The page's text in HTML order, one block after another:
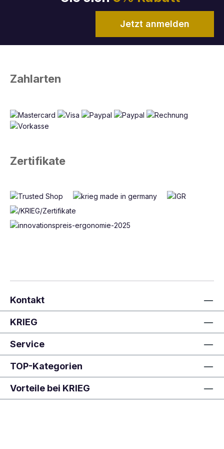
Jetzt anmelden
Zahlarten
Zertifikate
Kontakt
KRIEG
Service
TOP-Kategorien
Vorteile bei KRIEG